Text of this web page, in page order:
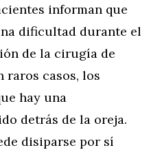
informan que
dificultad durante el
de la cirugía de
raros casos, los
hay una
detrás de la oreja.
disiparse por sí